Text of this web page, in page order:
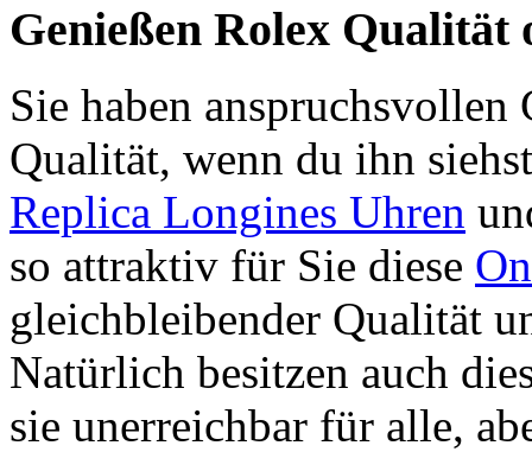
Genießen Rolex Qualität
Sie haben anspruchsvollen
Qualität, wenn du ihn
Replica Longines Uhren
so attraktiv für Sie diese
gleichbleibender Qualität
Natürlich besitzen auch
sie unerreichbar für alle,